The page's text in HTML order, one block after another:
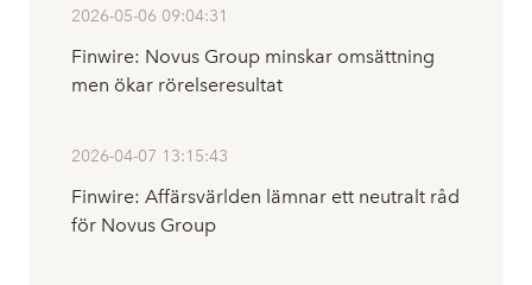
2026-05-06 09:04:31
Finwire: Novus Group minskar omsättning
men ökar rörelseresultat
2026-04-07 13:15:43
Finwire: Affärsvärlden lämnar ett neutralt råd
för Novus Group